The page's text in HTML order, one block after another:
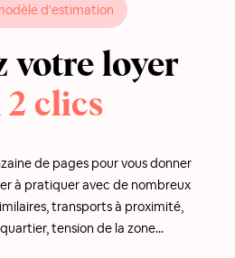
d'estimation
votre loyer
2 clics
de pages pour vous donner
à pratiquer avec de nombreux
transports à proximité,
tension de la zone...